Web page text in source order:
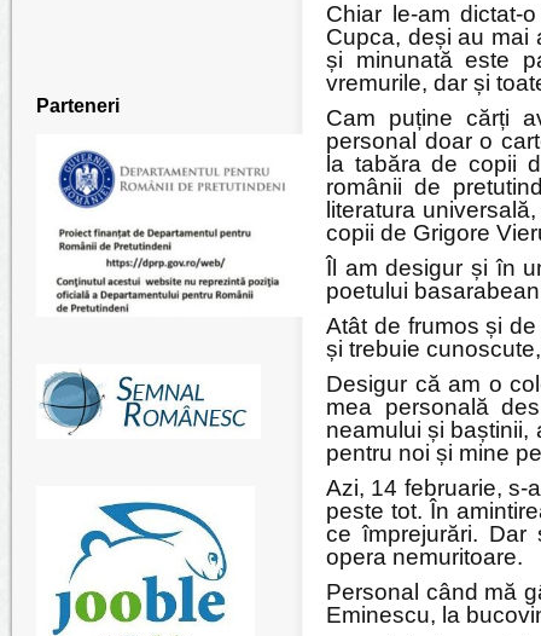
Parteneri
Chiar le-am dictat-
Cupca, deși au mai
și minunată este
vremurile, dar și
Cam puține cărți
personal doar o
la tabăra de copii
românii de
literatura
copii de Grigore
Îl am desigur și în
poetului
Atât de frumos și
și trebuie
Desigur că am o
mea personală
neamului și baștinii,
pentru noi și mine
Azi, 14 februarie, s-
peste tot. În
ce împrejurări.
opera nemuritoare.
Personal când mă
Eminescu, la